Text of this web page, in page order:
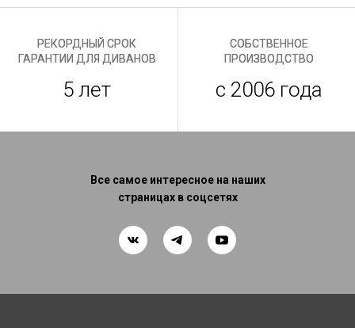
РЕКОРДНЫЙ СРОК
ГАРАНТИИ ДЛЯ ДИВАНОВ
5 лет
СОБСТВЕННОЕ
ПРОИЗВОДСТВО
с 2006 года
Все самое интересное на наших
страницах в соцсетях